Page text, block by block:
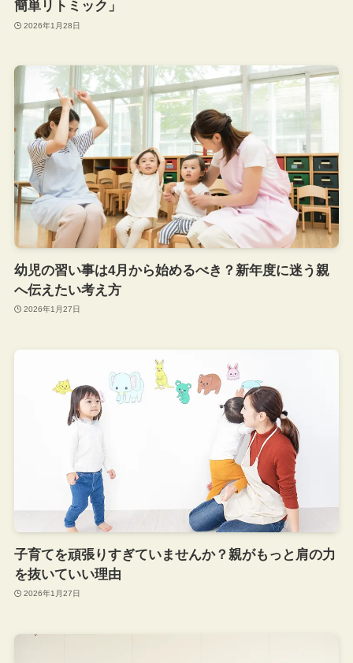
簡単リトミック」
2026年1月28日
幼児の習い事は4月から始めるべき？新年度に迷う親
へ伝えたい考え方
2026年1月27日
子育てを頑張りすぎていませんか？親がもっと肩の力
を抜いていい理由
2026年1月27日